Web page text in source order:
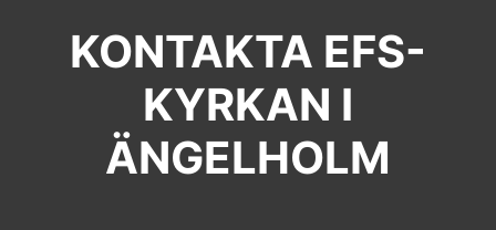
KONTAKTA EFS-
KYRKAN I
ÄNGELHOLM